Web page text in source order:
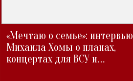
«Мечтаю о семье»: интервью
Михаила Хомы о планах,
концертах для ВСУ и